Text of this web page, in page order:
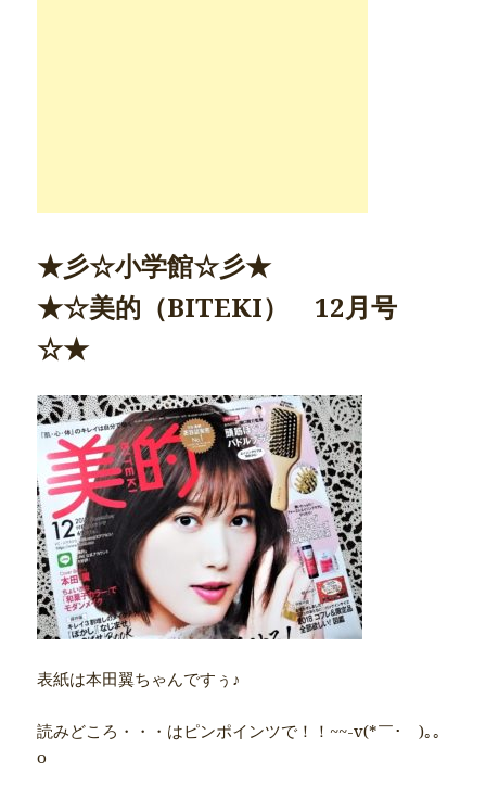
★彡☆小学館☆彡★
★☆美的（BITEKI） 12月号
☆★
表紙は本田翼ちゃんですぅ♪
読みどころ・・・はピンポインツで！！~~-v(*￣･￣)｡｡
o